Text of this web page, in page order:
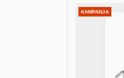
KAMPANJA